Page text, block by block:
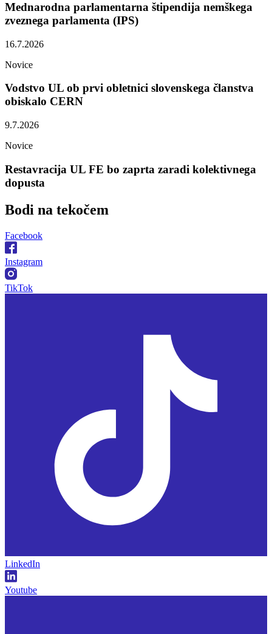
Mednarodna parlamentarna štipendija nemškega
zveznega parlamenta (IPS)
16.7.2026
Novice
Vodstvo UL ob prvi obletnici slovenskega članstva
obiskalo CERN
9.7.2026
Novice
Restavracija UL FE bo zaprta zaradi kolektivnega
dopusta
Bodi na tekočem
Facebook
Instagram
TikTok
LinkedIn
Youtube